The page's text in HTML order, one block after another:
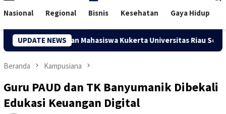
Mobile
Nasional Regional Bisnis Kesehatan Gaya Hidup
UPDATE NEWS
Dosen dan Mahasiswa Kukerta Universitas Riau Serahkan
Beranda Kampusiana
Guru PAUD dan TK Banyumanik Dibekali
Edukasi Keuangan Digital